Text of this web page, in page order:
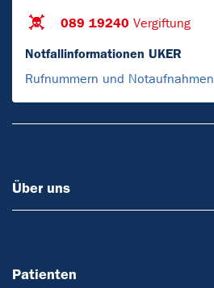
089 19240 Vergiftung
Notfallinformationen UKER
Rufnummern und Notaufnahmen
Über uns
Patienten